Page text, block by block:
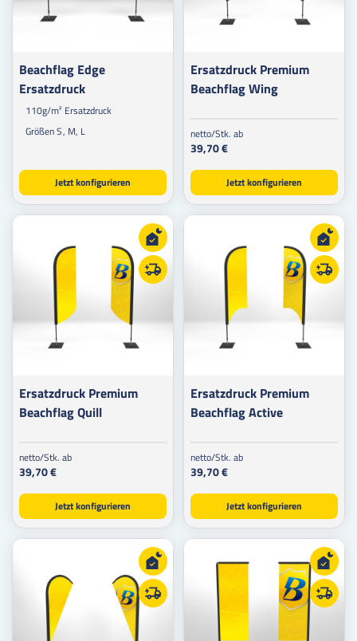
Beachflag Edge
Ersatzdruck
110g/m² Ersatzdruck
Größen S, M, L
Jetzt konfigurieren
Ersatzdruck Premium
Beachflag Wing
netto/Stk. ab
39,70 €
Jetzt konfigurieren
Ersatzdruck Premium
Beachflag Quill
netto/Stk. ab
39,70 €
Jetzt konfigurieren
Ersatzdruck Premium
Beachflag Active
netto/Stk. ab
39,70 €
Jetzt konfigurieren